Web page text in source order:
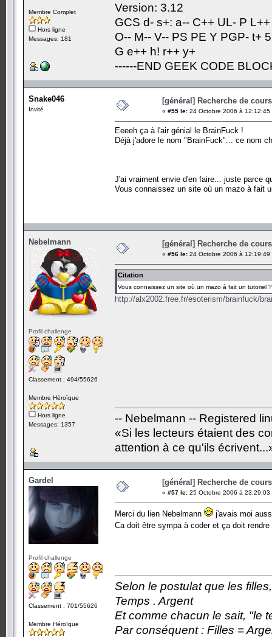
Membre Complet
Hors ligne
Messages: 181
Version: 3.12
GCS d- s+: a-- C++ UL- P
O-- M-- V-- PS PE Y PGP- t+
G e++ h! r++ y+
------END GEEK CODE
Snake046
Invité
[général] Recherche de
« #55 le: 24 Octobre 2006 à 12:12:45
Eeeeh ça à l'air génial le BrainFuck !
Déjà j'adore le nom "BrainFuck"... ce nom
J'ai vraiment envie d'en faire... juste parce
Vous connaissez un site où un mazo à fait
Nebelmann
Profil challenge
Classement : 494/55626
Membre Héroïque
Hors ligne
Messages: 1357
[général] Recherche de
« #56 le: 24 Octobre 2006 à 12:19:49
Citation
Vous connaissez un site où un mazo à fait un tutoriel ?
http://alx2002.free.fr/esoterism/brainfuck/
-- Nebelmann -- Registered
«Si les lecteurs étaient des
attention à ce qu'ils
Gardel
Profil challenge
Classement : 701/55626
Membre Héroïque
[général] Recherche de
« #57 le: 25 Octobre 2006 à 23:29:03
Merci du lien Nebelmann
j'avais moi
Ca doit être sympa à coder et ça doit
Selon le postulat que les
Temps . Argent
Et comme chacun le sait, "le
Par conséquent : Filles =